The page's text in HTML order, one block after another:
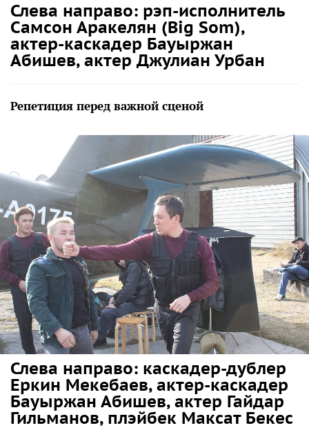
Слева направо: рэп-исполнитель
Самсон Аракелян (Big Som),
актер-каскадер Бауыржан
Абишев, актер Джулиан Урбан
Репетиция перед важной сценой
Слева направо: каскадер-дублер
Еркин Мекебаев, актер-каскадер
Бауыржан Абишев, актер Гайдар
Гильманов, плэйбек Максат Бекес